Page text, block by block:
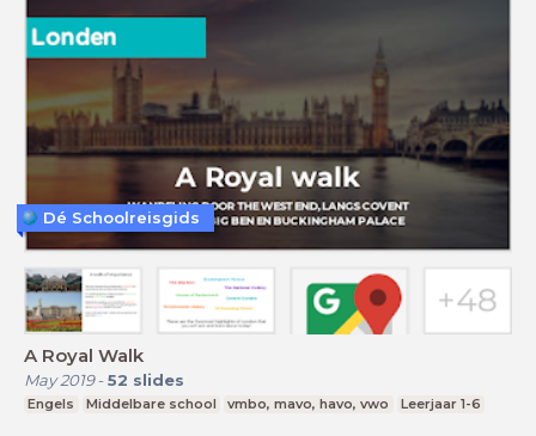
A Royal Walk
May 2019- 52 slides
Engels Middelbare school vmbo, mavo, havo, vwo Leerjaar 1-6
Dé Schoolreisgids